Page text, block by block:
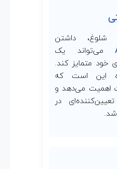
شلوغ، داشتن
می‌تواند یک
خود متمایز کند.
این است که
اهمیت می‌دهد و
در